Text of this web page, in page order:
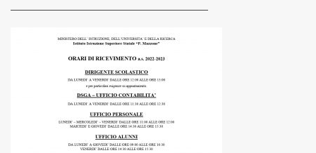
————————————————————